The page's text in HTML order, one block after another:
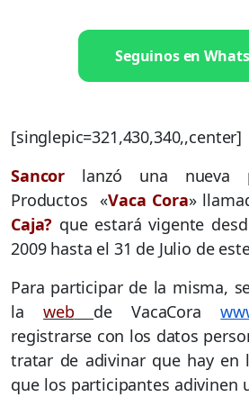
Seguinos en
[singlepic=321,430,340,,center]
Sancor
lanzó una nueva
Productos «Vaca Cora»
Caja? que estará vigente
2009 hasta el 31 de Julio de
Para participar de la misma,
laweb de VacaCora
registrarse con los datos
tratar de adivinar que hay en
que los participantes adivinen